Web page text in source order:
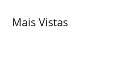
Mais Vistas